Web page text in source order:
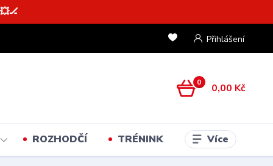
Přihlášení
0 0,00 Kč
ROZHODČÍ TRÉNINK Více